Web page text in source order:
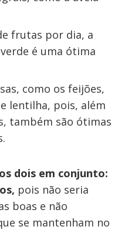
frutas por dia, a
é uma ótima
como os feijões,
lentilha, pois, além
também são ótimas
dois em conjunto:
pois não seria
boas e não
se mantenham no